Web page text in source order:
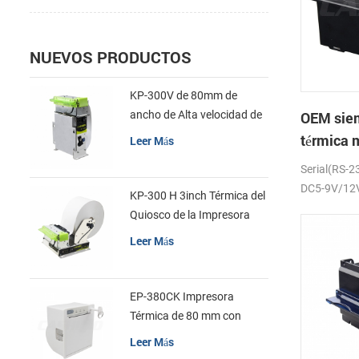
OEM
térmica
RS232
Serial(RS-
DC5-9V/
NUEVOS PRODUCTOS
KP-300V de 80mm de
ancho de Alta velocidad de
la Impresora Térmica del
Leer Más
KP-300 H 3inch Térmica del
Quiosco de la Impresora
Módulo de
Leer Más
EP-380CK Impresora
Térmica de 80 mm con
Leer Más